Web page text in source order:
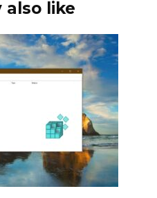
also like